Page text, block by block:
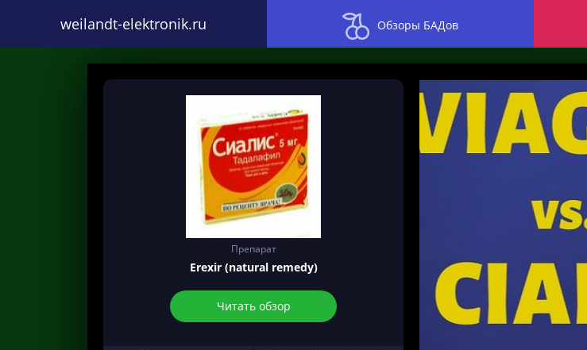
weilandt-elektronik.ru Обзоры БАДов
Препарат
Erexir (natural remedy)
Читать обзор